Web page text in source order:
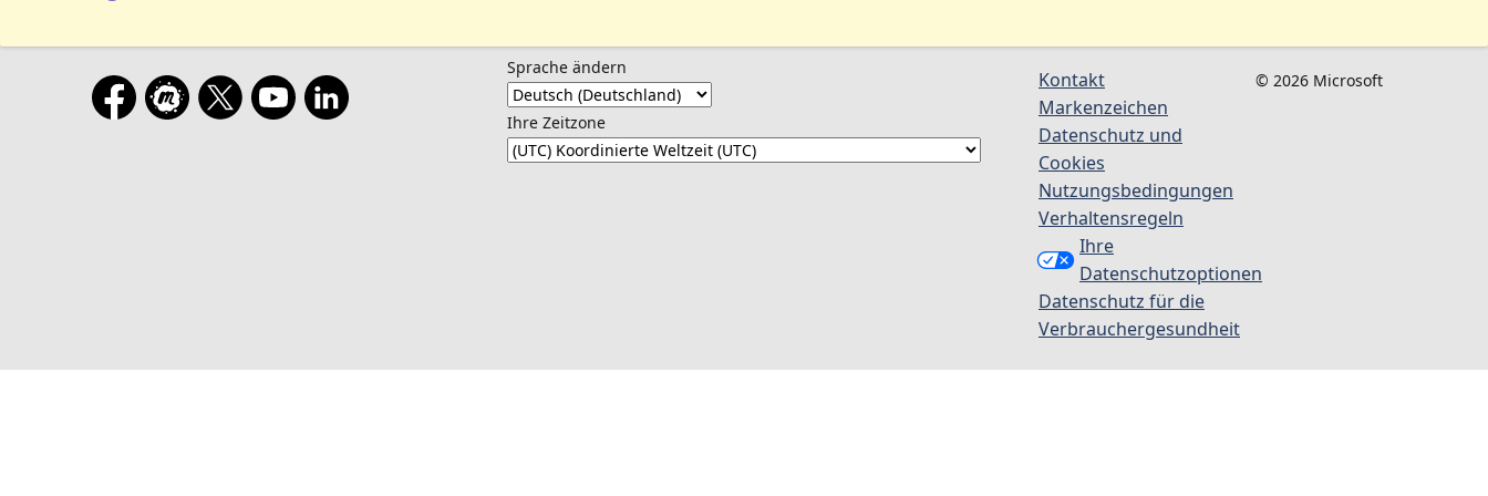
Sprache ändern
Ihre Zeitzone
Kontakt
Markenzeichen
Datenschutz und
Cookies
Nutzungsbedingungen
Verhaltensregeln
Ihre
Datenschutzoptionen
Datenschutz für die
Verbrauchergesundheit
© 2026 Microsoft